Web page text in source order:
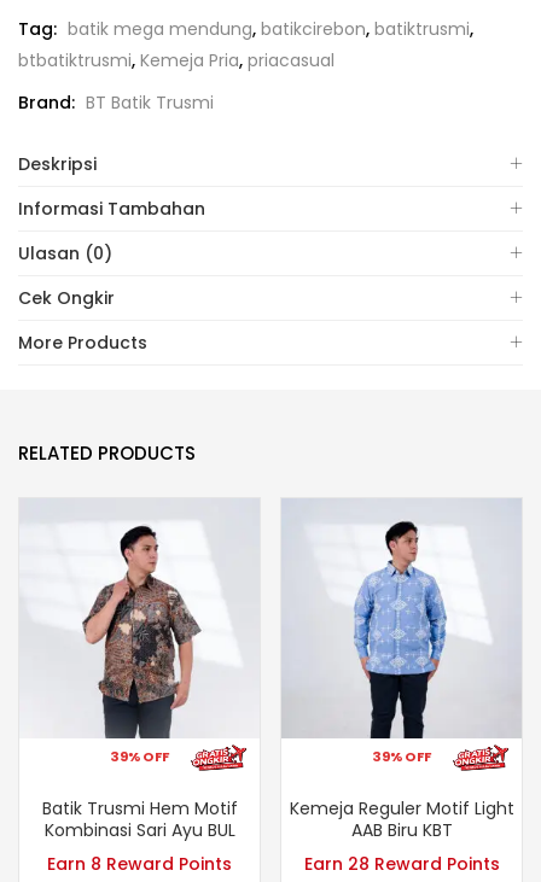
Tag: batik mega mendung, batikcirebon, batiktrusmi,
btbatiktrusmi, Kemeja Pria, priacasual
Brand: BT Batik Trusmi
Deskripsi
Informasi Tambahan
Ulasan (0)
Cek Ongkir
More Products
RELATED PRODUCTS
39% OFF
Batik Trusmi Hem Motif
Kombinasi Sari Ayu BUL
Earn 8 Reward Points
39% OFF
Kemeja Reguler Motif Light
AAB Biru KBT
Earn 28 Reward Points